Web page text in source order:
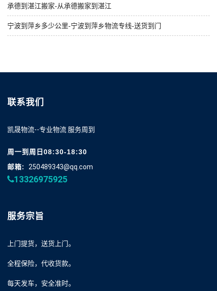
承德到湛江搬家-从承德搬家到湛江
宁波到萍乡多少公里-宁波到萍乡物流专线-送货到门
联系我们
凯晟物流--专业物流 服务周到
周一到周日08:30-18:30
邮箱:
250489343@qq.com
13326975925
服务宗旨
上门提货，送货上门。
全程保险，代收货款。
每天发车，安全准时。